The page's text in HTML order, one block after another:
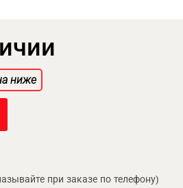
ниже
при заказе по телефону)